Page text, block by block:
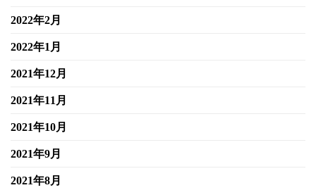
2022年2月
2022年1月
2021年12月
2021年11月
2021年10月
2021年9月
2021年8月